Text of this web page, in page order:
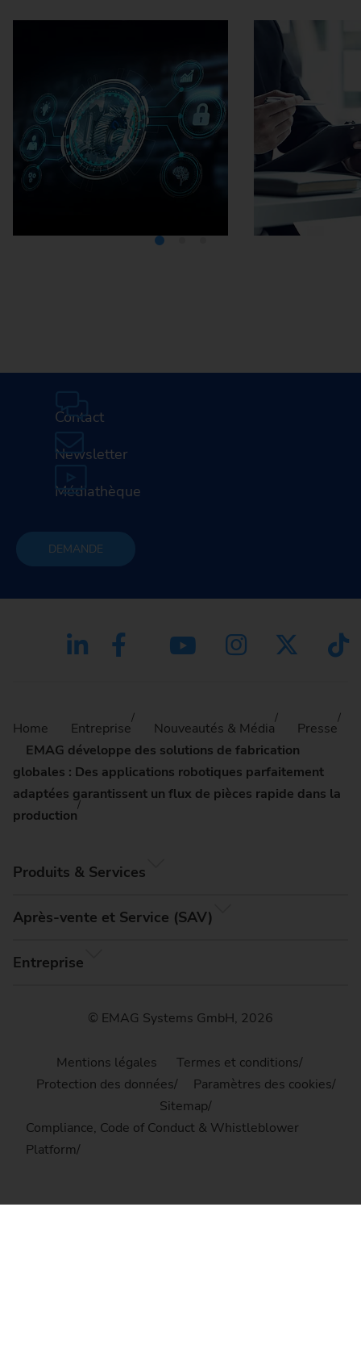
Contact
Newsletter
Médiathèque
DEMANDE
Home Entreprise Nouveautés & Média
Presse
EMAG développe des solutions de fabrication
globales : Des applications robotiques parfaitement
adaptées garantissent un flux de pièces rapide dans la
production
Produits & Services
Après-vente et Service (SAV)
Entreprise
© EMAG Systems GmbH, 2026
Mentions légales
Termes et conditions
Protection des données
Paramètres des cookies
Sitemap
Compliance, Code of Conduct & Whistleblower
Platform